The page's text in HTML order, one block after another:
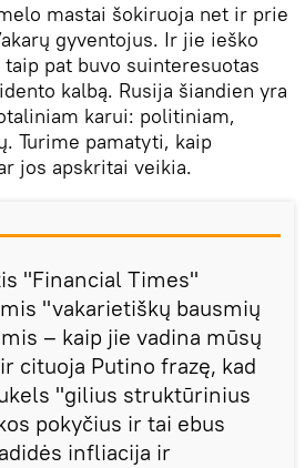
mastai šokiruoja net ir prie
gyventojus. Ir jie ieško
pat buvo suinteresuotas
kalbą. Rusija šiandien yra
karui: politiniam,
Turime pamatyti, kaip
jos apskritai veikia.
"Financial Times"
"vakarietiškų bausmių
– kaip jie vadina mūsų
cituoja Putino frazę, kad
"gilius struktūrinius
pokyčius ir tai ebus
infliacija ir